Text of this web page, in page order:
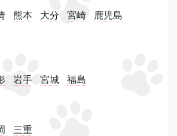
熊本 大分 宮崎
鹿児島
岩手 宮城 福島
三重